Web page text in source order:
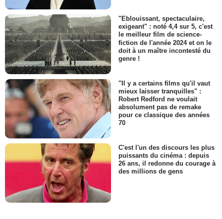
"Eblouissant, spectaculaire,
exigeant" : noté 4,4 sur 5, c'est
le meilleur film de science-
fiction de l'année 2024 et on le
doit à un maître incontesté du
genre !
"Il y a certains films qu'il vaut
mieux laisser tranquilles" :
Robert Redford ne voulait
absolument pas de remake
pour ce classique des années
70
C'est l'un des discours les plus
puissants du cinéma : depuis
26 ans, il redonne du courage à
des millions de gens